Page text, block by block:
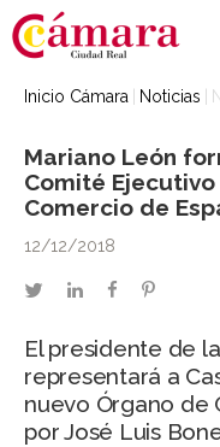
Inicio Cámara Noticias
Mariano León
Comité
Comercio de
12/12/2018
twitterlinkedinfacebookpinterest
El presidente de
representará a
nuevo Órgano de
por José Luis